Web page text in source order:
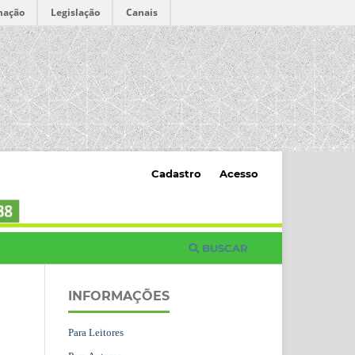
Legislação Canais
BUSCAR
Cadastro Acesso
INFORMAÇÕES
Para Leitores